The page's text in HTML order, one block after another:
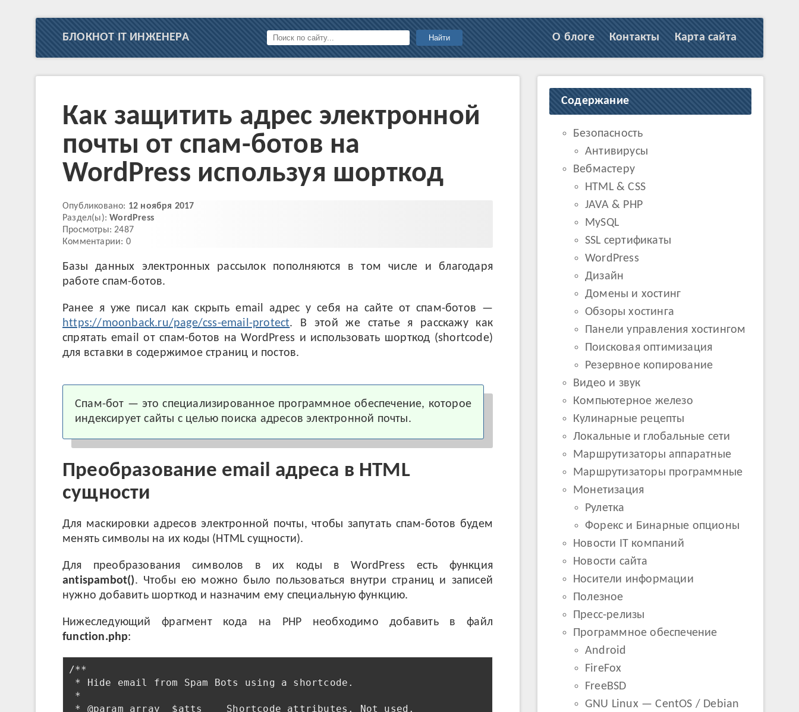
БЛОКНОТ IT ИНЖЕНЕРА Найти О блоге Контакты Карта сайта
Как защитить адрес электронной
почты от спам-ботов на
WordPress используя шорткод
Опубликовано: 12 ноября 2017
Раздел(ы):WordPress
Просмотры: 2487
Комментарии: 0
Базы данных электронных рассылок пополняются в том числе и благодаря
работе спам-ботов.
Ранее я уже писал как скрыть email адрес у себя на сайте от спам-ботов —
https://moonback.ru/page/css-email-protect. В этой же статье я расскажу как
спрятать email от спам-ботов на WordPress и использовать шорткод (shortcode)
для вставки в содержимое страниц и постов.
Спам-бот — это специализированное программное обеспечение, которое
индексирует сайты с целью поиска адресов электронной почты.
Преобразование email адреса в HTML
сущности
Для маскировки адресов электронной почты, чтобы запутать спам-ботов будем
менять символы на их коды (HTML сущности).
Для преобразования символов в их коды в WordPress есть функция
antispambot(). Чтобы ею можно было пользоваться внутри страниц и записей
нужно добавить шорткод и назначим ему специальную функцию.
Нижеследующий фрагмент кода на PHP необходимо добавить в файл
function.php:
/**
* Hide email from Spam Bots using a shortcode.
*
* @param array  $atts    Shortcode attributes. Not used.
Содержание
Безопасность
Антивирусы
Вебмастеру
HTML & CSS
JAVA & PHP
MySQL
SSL сертификаты
WordPress
Дизайн
Домены и хостинг
Обзоры хостинга
Панели управления хостингом
Поисковая оптимизация
Резервное копирование
Видео и звук
Компьютерное железо
Кулинарные рецепты
Локальные и глобальные сети
Маршрутизаторы аппаратные
Маршрутизаторы программные
Монетизация
Рулетка
Форекс и Бинарные опционы
Новости IT компаний
Новости сайта
Носители информации
Полезное
Пресс-релизы
Программное обеспечение
Android
FireFox
FreeBSD
GNU Linux — CentOS / Debian